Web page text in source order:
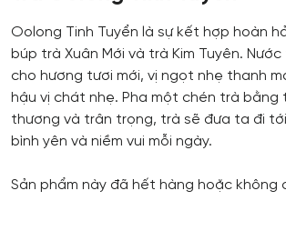
Oolong Tinh Tuyển là sự kết hợp hoàn
búp trà Xuân Mới và trà Kim Tuyên.
cho hương tươi mới, vị ngọt nhẹ thanh
hậu vị chát nhẹ. Pha một chén trà bằng
thương và trân trọng, trà sẽ đưa ta đi
bình yên và niềm vui mỗi ngày.
Sản phẩm này đã hết hàng hoặc không